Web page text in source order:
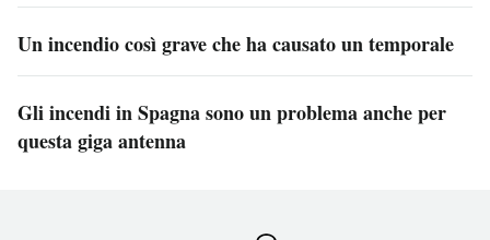
Un incendio così grave che ha causato un temporale
Gli incendi in Spagna sono un problema anche per
questa giga antenna